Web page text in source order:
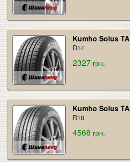
Kumho Solus
R14
2327 грн.
Kumho Solus
R18
4568 грн.